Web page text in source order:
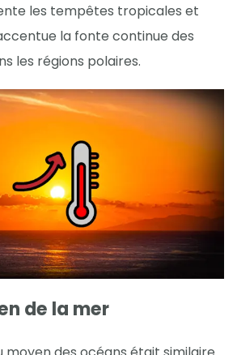
les tempêtes tropicales et
la fonte continue des
les régions polaires.
de la mer